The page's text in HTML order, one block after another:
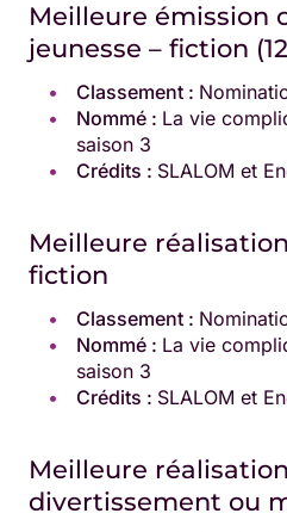
Meilleure émission
jeunesse – fiction
Classement :
Nommé : La vie
saison 3
Crédits : SLALOM et
Meilleure
fiction
Classement :
Nommé : La vie
saison 3
Crédits : SLALOM et
Meilleure
divertissement ou